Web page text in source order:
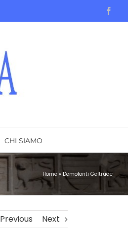
CHI SIAMO
Home » Demofonti Geltrude
Previous Next